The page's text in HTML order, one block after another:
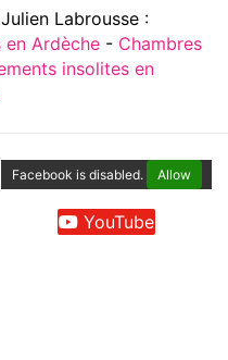
Labrousse :
en Ardèche - Chambres
insolites en
Facebook is disabled. Allow
YouTube